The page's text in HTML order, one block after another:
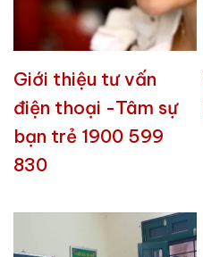
Giới thiệu tư vấn
điện thoại -Tâm sự
bạn trẻ 1900 599
830